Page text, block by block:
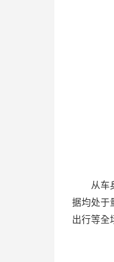
从车身
据均处于
出行等全